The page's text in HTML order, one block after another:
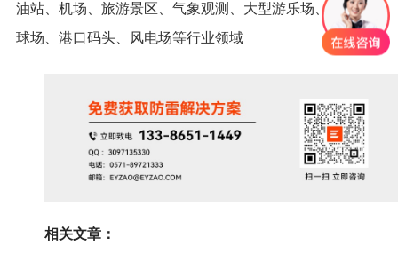
油站、机场、旅游景区、气象观测、大型游乐场、高尔夫
球场、港口码头、风电场等行业领域
相关文章：